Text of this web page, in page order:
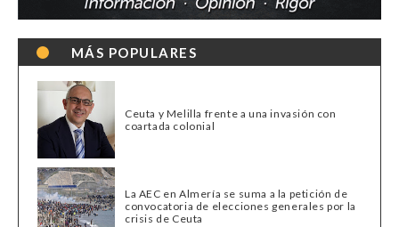
MÁS POPULARES
Ceuta y Melilla frente a una invasión con
coartada colonial
La AEC en Almería se suma a la petición de
convocatoria de elecciones generales por la
crisis de Ceuta